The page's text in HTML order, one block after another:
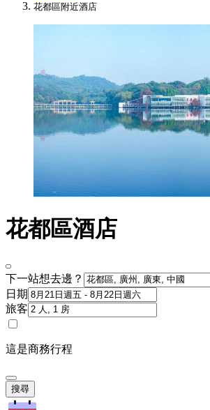
花都區附近酒店
花都區酒店
下一站想去邊？
日期
旅客
這是商務行程
搜尋